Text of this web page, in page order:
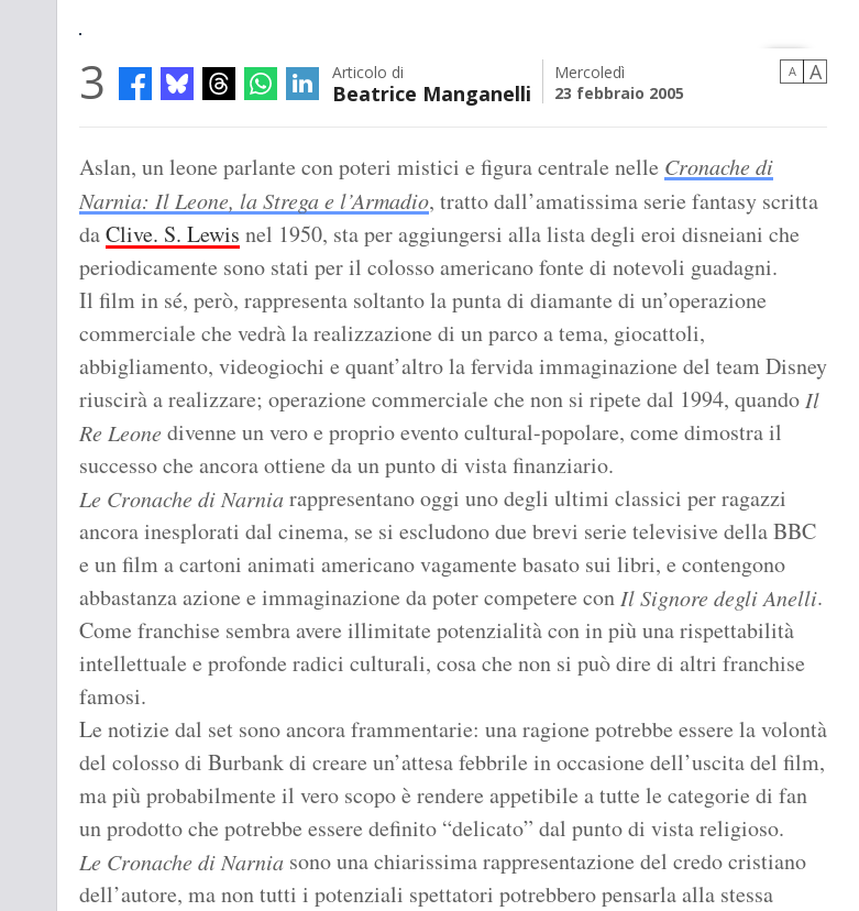
3 Articolo di
Beatrice Manganelli
Mercoledì
23 febbraio 2005
A A
Aslan, un leone parlante con poteri mistici e figura centrale nelle Cronache di
Narnia: Il Leone, la Strega e l’Armadio, tratto dall’amatissima serie fantasy scritta
daClive. S. Lewis nel 1950, sta per aggiungersi alla lista degli eroi disneiani che
periodicamente sono stati per il colosso americano fonte di notevoli guadagni.
Il film in sé, però, rappresenta soltanto la punta di diamante di un’operazione
commerciale che vedrà la realizzazione di un parco a tema, giocattoli,
abbigliamento, videogiochi e quant’altro la fervida immaginazione del team Disney
riuscirà a realizzare; operazione commerciale che non si ripete dal 1994, quandoIl
Re Leone divenne un vero e proprio evento cultural-popolare, come dimostra il
successo che ancora ottiene da un punto di vista finanziario.
Le Cronache di Narniarappresentano oggi uno degli ultimi classici per ragazzi
ancora inesplorati dal cinema, se si escludono due brevi serie televisive della BBC
e un film a cartoni animati americano vagamente basato sui libri, e contengono
abbastanza azione e immaginazione da poter competere conIl Signore degli Anelli.
Come franchise sembra avere illimitate potenzialità con in più una rispettabilità
intellettuale e profonde radici culturali, cosa che non si può dire di altri franchise
famosi.
Le notizie dal set sono ancora frammentarie: una ragione potrebbe essere la volontà
del colosso di Burbank di creare un’attesa febbrile in occasione dell’uscita del film,
ma più probabilmente il vero scopo è rendere appetibile a tutte le categorie di fan
un prodotto che potrebbe essere definito “delicato” dal punto di vista religioso.
Le Cronache di Narnia sono una chiarissima rappresentazione del credo cristiano
dell’autore, ma non tutti i potenziali spettatori potrebbero pensarla alla stessa